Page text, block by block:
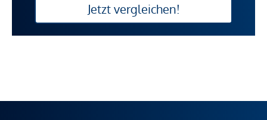
Jetzt vergleichen!